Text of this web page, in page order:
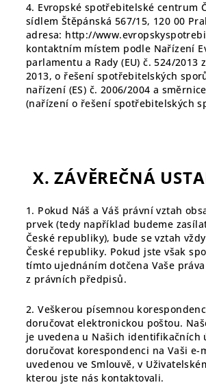
4. Evropské spotřebitelské centrum
sídlem Štěpánská 567/15, 120 00
adresa: http://
kontaktním místem podle Nařízení
parlamentu a Rady (EU) č. 524/2013
2013, o řešení spotřebitelských
nařízení (ES) č. 2006/2004 a
(nařízení o řešení spotřebitelských
X. ZÁVĚREČNÁ
1. Pokud Náš a Váš právní vztah
prvek (tedy například budeme
České republiky), bude se vztah
České republiky. Pokud jste však
tímto ujednáním dotčena Vaše
z právních předpisů.
2. Veškerou písemnou
doručovat elektronickou poštou.
je uvedena u Našich identifikačních
doručovat korespondenci na Vaši e-
uvedenou ve Smlouvě, v
kterou jste nás kontaktovali.